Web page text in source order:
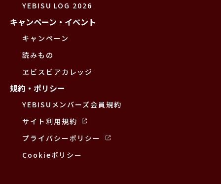
YEBISU LOG 2026
キャンペーン・イベント
キャンペーン
読みもの
ヱビスビアカレッジ
規約・ポリシー
YEBISUメンバーズ会員規約
サイト利用規約
プライバシーポリシー
Cookieポリシー